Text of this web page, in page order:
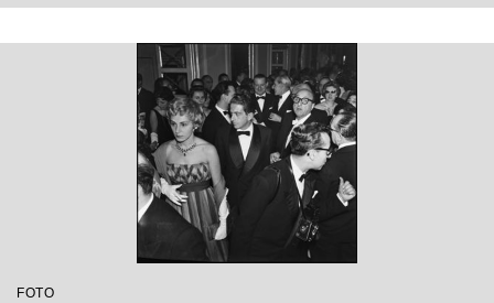
Wallmann
FOTO